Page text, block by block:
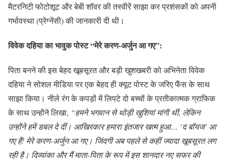
मैटरनिटी फोटोशूट और बेबी शॉवर की तस्वीरें साझा कर प्रशंसकों को अपनी
गर्भावस्था (प्रेग्नेंसी) की जानकारी दी थी।
विवेक दहिया का भावुक पोस्ट “मेरे करण-अर्जुन आ गए”:
पिता बनने की इस बेहद खूबसूरत और बड़ी खुशखबरी को अभिनेता विवेक
दहिया ने सोशल मीडिया पर एक बेहद ही क्यूट पोस्ट के जरिए फैंस के साथ
साझा किया। नीले रंग के कपड़ों में लिपटे दो बच्चों के प्रतीकात्मक ग्राफिक
के साथ उन्होंने लिखा, “हमने भगवान से थोड़ी खुशियां मांगी थीं, लेकिन
उन्होंने हमें डबल दे दीं। आखिरकार हमारा इंतजार खत्म हुआ… ‘द बॉयज’ आ
गए हैं! मेरे करण-अर्जुन आ गए। जिंदगी अब पहले से कहीं ज्यादा खूबसूरत लग
रही है। दिव्यांका और मैं माता-पिता के रूप में इस शानदार नए सफर की